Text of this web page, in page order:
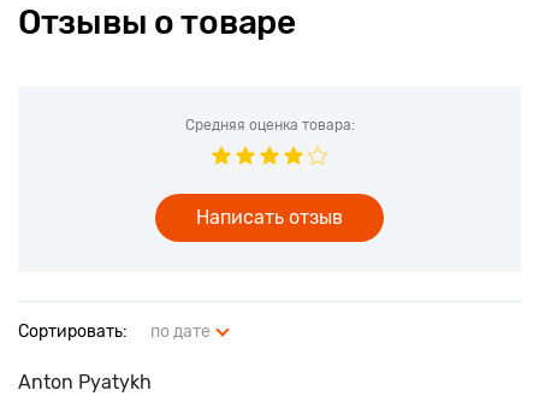
Отзывы о товаре
Сортировать: по дате
Anton Pyatykh
Средняя оценка товара:
Написать отзыв